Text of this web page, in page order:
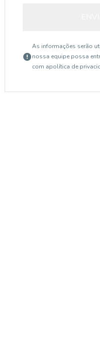
As informações serão
nossa equipe possa
com apolítica de